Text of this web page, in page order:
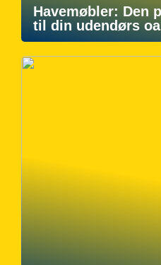
Havemøbler: Den
til din udendørs